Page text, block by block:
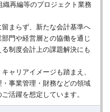
再編等のプロジェクト業務
まらず、新たな会計基準へ
門や経営層との協働を通じ
制度会計上の課題解決にも
ャリアイメージも踏まえ、
事業管理・財務などの領域
活躍を想定しています。